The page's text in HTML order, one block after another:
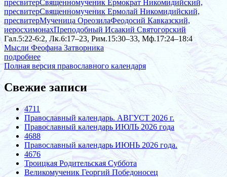
пресвитерСвященномученик Ермократ Никомидийский,
пресвитерСвященномученик Ермолай Никомидийский,
пресвитерМученица ОреозилаФеодосий Кавказский,
иеросхимонахПреподобный Исаакий Святогорский
Гал.5:22-6:2, Лк.6:17–23, Рим.15:30–33, Мф.17:24–18:4
Мысли Феофана Затворника
подробнее
Полная версия православного календаря
Свежие записи
4711
Православный календарь. АВГУСТ 2026 г.
Православный календарь ИЮЛЬ 2026 года
4688
Православный календарь ИЮНЬ 2026 года.
4676
Троицкая Родительская Суббота
Великомученик Георгий Победоносец